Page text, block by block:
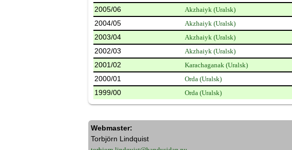
2005/06 Akzhaiyk (Uralsk)
2004/05 Akzhaiyk (Uralsk)
2003/04 Akzhaiyk (Uralsk)
2002/03 Akzhaiyk (Uralsk)
2001/02 Karachaganak (Uralsk)
2000/01 Orda (Uralsk)
1999/00 Orda (Uralsk)
Webmaster:
Torbjörn Lindquist